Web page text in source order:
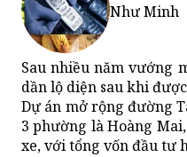
Như Minh
Sau nhiều năm vướng
dần lộ diện sau khi
Dự án mở rộng đường
3 phường là Hoàng
xe, với tổng vốn đầu tư